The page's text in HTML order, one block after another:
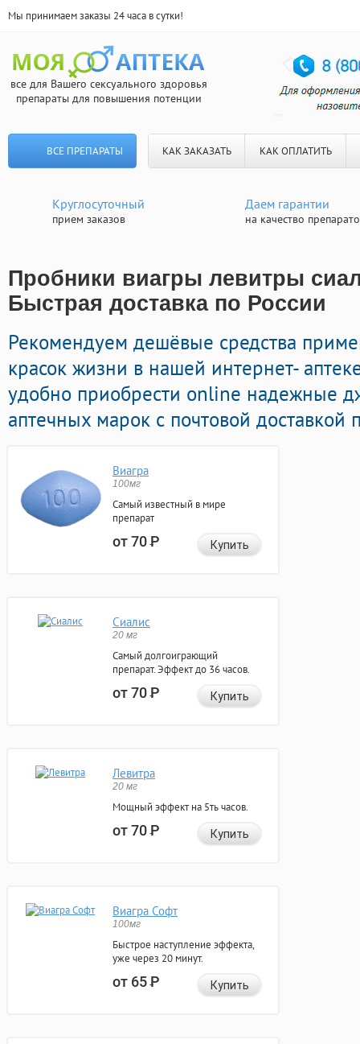
Мы принимаем заказы 24 часа в сутки!
все для Вашего сексуального здоровья
препараты для повышения потенции
ВСЕ ПРЕПАРАТЫ КАК ЗАКАЗАТЬ КАК ОПЛАТИТЬ
Круглосуточный
прием заказов
Даем гарантии
на качество
Пробники виагры левитры
Быстрая доставка по России
Рекомендуем дешёвые средства
красок жизни в нашей интернет-
удобно приобрести online надежные
аптечных марок с почтовой доставкой
Виагра
100мг
Самый известный в мире
препарат
от 70Р Купить
Сиалис
20 мг
Самый долгоиграющий
препарат. Эффект до 36 часов.
от 70Р Купить
Левитра
20 мг
Мощный эффект на 5ть часов.
от 70Р Купить
Виагра Софт
100мг
Быстрое наступление эффекта,
уже через 20 минут.
от 65Р Купить